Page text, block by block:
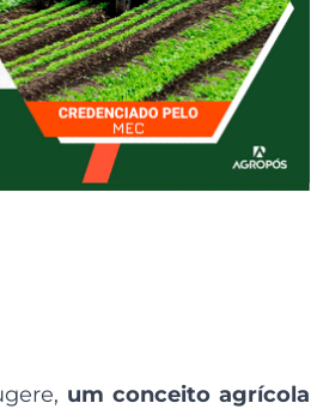
um conceito agrícola